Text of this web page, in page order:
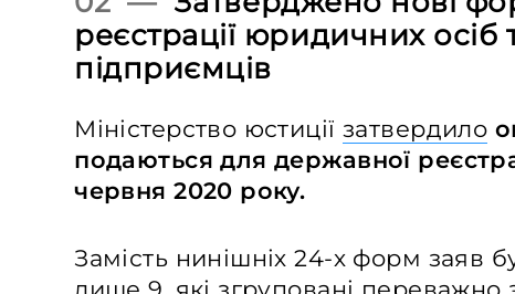
реєстрації юридичних осіб
підприємців
Міністерство юстиціїзатвердило
подаються для державної
червня 2020 року.
Замість нинішніх 24-х форм заяв